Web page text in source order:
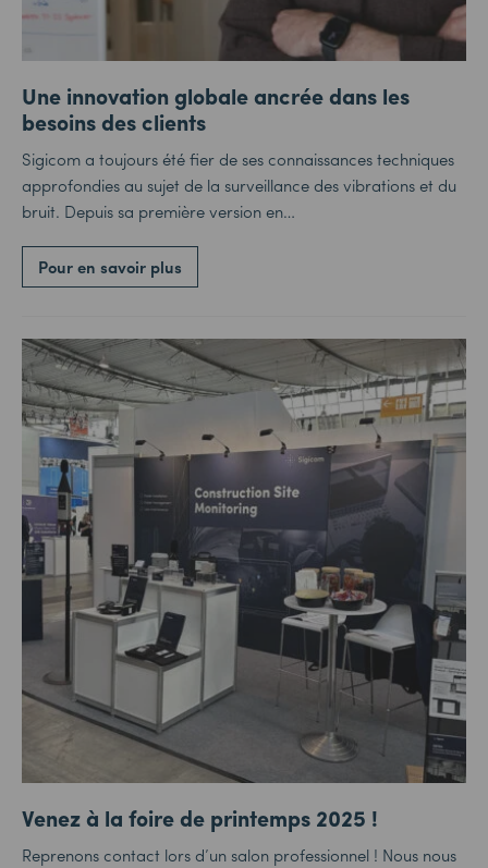
Une innovation globale ancrée dans les
besoins des clients
Sigicom a toujours été fier de ses connaissances techniques
approfondies au sujet de la surveillance des vibrations et du
bruit. Depuis sa première version en…
Pour en savoir plus
Venez à la foire de printemps 2025 !
Reprenons contact lors d’un salon professionnel ! Nous nous